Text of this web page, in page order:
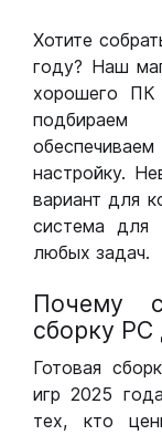
Хотите
году? Наш
хорошего
подбираем
настройку.
вариант для
система
любых задач.
Почему
сборку РС
Готовая
игр 2025
тех, кто